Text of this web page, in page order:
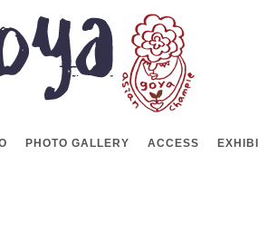
PHOTO GALLERY ACCESS